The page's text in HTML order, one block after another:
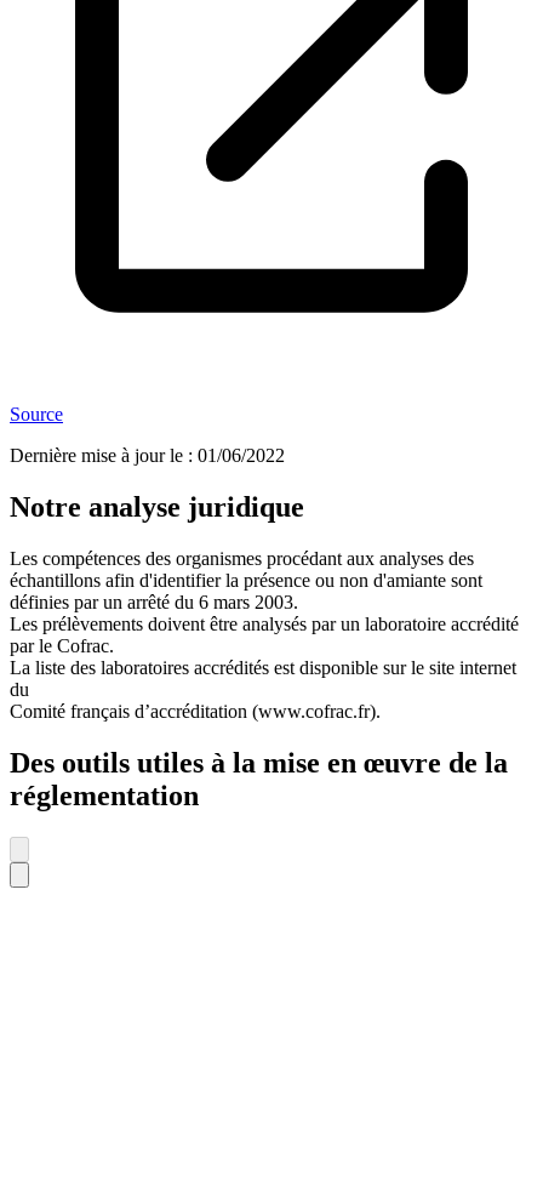
Source
Dernière mise à jour le : 01/06/2022
Notre analyse juridique
Les compétences des organismes procédant aux analyses des
échantillons afin d'identifier la présence ou non d'amiante sont
définies par un arrêté du 6 mars 2003.
Les prélèvements doivent être analysés par un laboratoire accrédité
par le Cofrac.
La liste des laboratoires accrédités est disponible sur le site internet
du
Comité français d’accréditation (www.cofrac.fr).
Des outils utiles à la mise en œuvre de la
réglementation